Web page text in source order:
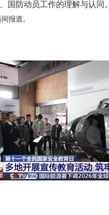
国防动员工作的理解与认同。
报道。